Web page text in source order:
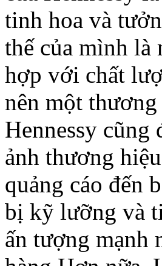
tinh hoa và
thế của mình
hợp với chất
nên một
Hennessy
ảnh thương
quảng cáo đến
bị kỹ lưỡng và
ấn tượng mạnh